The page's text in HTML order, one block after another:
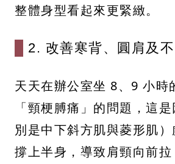
整體身型看起來更緊緻。
2. 改善寒背、圓肩及
天天在辦公室坐 8、9 小時
「頸梗膊痛」的問題，這
別是中下斜方肌與菱形肌
撐上半身，導致肩頸向前拉